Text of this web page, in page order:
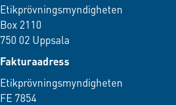
Etikprövningsmyndigheten
Box 2110
750 02 Uppsala
Fakturaadress
Etikprövningsmyndigheten
FE 7854